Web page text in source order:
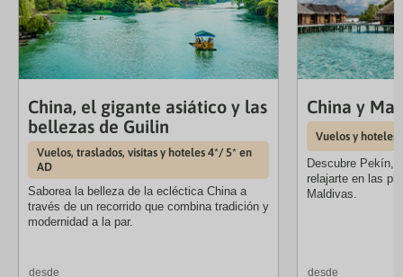
China, el gigante asiático y las
bellezas de Guilin
Vuelos, traslados, visitas y hoteles 4*/ 5* en
AD
Saborea la belleza de la ecléctica China a
través de un recorrido que combina tradición y
modernidad a la par.
desde
China y
Vuelos y hoteles
Descubre Pekín,
relajarte en las
Maldivas.
desde